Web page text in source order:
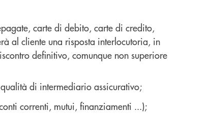
carte di debito, carte di credito,
al cliente una risposta interlocutoria, in
definitivo, comunque non superiore
di intermediario assicurativo;
correnti, mutui, finanziamenti ...);